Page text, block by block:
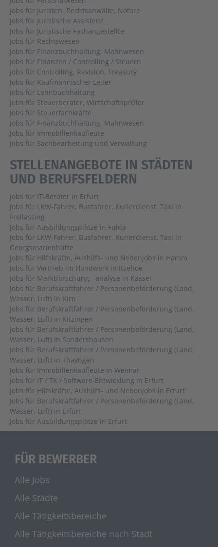
Jobs für Juristen, Rechtsanwälte, Notare
Jobs für Juristische Assistenz
Jobs für Juristische Fachangestellte
Jobs für Rechtswesen
Jobs für Finanzbuchhaltung, Mahnwesen
Jobs für Finanzen / Controlling / Steuern
Jobs für Controlling, Revision, Treasury
Jobs für Kaufmännischer Leiter
Jobs für Lohnbuchhaltung
Jobs für Steuerberater, Wirtschaftsprüfer
Jobs für Steuerfachkräfte
Jobs für Finanzbuchhaltung, Mahnwesen
Jobs für Immobilienkaufleute
Jobs für Sachbearbeitung und Verwaltung
STELLENANGEBOTE IN STÄDTEN
UND BERUFSFELDERN
Jobs für IT-Berater in Erfurt
Jobs für LKW-Fahrer, Busfahrer, Kurierdienst, Taxi in
Freilassing
Jobs für Ausbildungsplätze in Fulda
Jobs für LKW-Fahrer, Busfahrer, Kurierdienst, Taxi in
Georgsmarienhütte
Jobs für Hilfskräfte, Aushilfs- und Nebenjobs in Hamm
Jobs für Vertrieb im Handwerk in Itzehoe
Jobs für Marktforschung, -analyse in Kassel
Jobs für Berufskraftfahrer / Personenbeförderung (Land,
Wasser, Luft) in Kirn
Jobs für Berufskraftfahrer / Personenbeförderung (Land,
Wasser, Luft) in Kitzingen
Jobs für Berufskraftfahrer / Personenbeförderung (Land,
Wasser, Luft) in Sondershausen
Jobs für Berufskraftfahrer / Personenbeförderung (Land,
Wasser, Luft) in Thayngen
Jobs für Immobilienkaufleute in Weimar
Jobs für IT / TK / Software-Entwicklung in Erfurt
Jobs für Hilfskräfte, Aushilfs- und Nebenjobs in Erfurt
Jobs für Berufskraftfahrer / Personenbeförderung (Land,
Wasser, Luft) in Erfurt
Jobs für Ausbildungsplätze in Erfurt
FÜR BEWERBER
Alle Jobs
Alle Städte
Alle Tätigkeitsbereiche
Alle Tätigkeitsbereiche nach Stadt